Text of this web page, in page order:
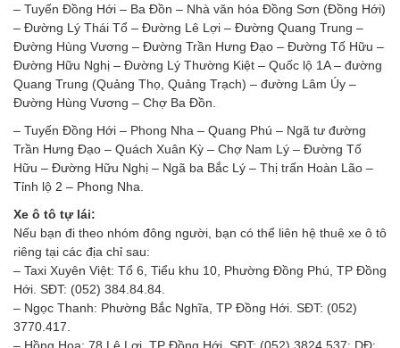
– Tuyến Đồng Hới – Ba Đồn – Nhà văn hóa Đồng Sơn (Đồng Hới)
– Đường Lý Thái Tổ – Đường Lê Lợi – Đường Quang Trung –
Đường Hùng Vương – Đường Trần Hưng Đạo – Đường Tố Hữu –
Đường Hữu Nghị – Đường Lý Thường Kiệt – Quốc lộ 1A – đường
Quang Trung (Quảng Thọ, Quảng Trạch) – đường Lâm Úy –
Đường Hùng Vương – Chợ Ba Đồn.
– Tuyến Đồng Hới – Phong Nha – Quang Phú – Ngã tư đường
Trần Hưng Đạo – Quách Xuân Kỳ – Chợ Nam Lý – Đường Tố
Hữu – Đường Hữu Nghị – Ngã ba Bắc Lý – Thị trấn Hoàn Lão –
Tỉnh lộ 2 – Phong Nha.
Xe ô tô tự lái:
Nếu bạn đi theo nhóm đông người, bạn có thể liên hệ thuê xe ô tô
riêng tại các địa chỉ sau:
– Taxi Xuyên Việt: Tổ 6, Tiểu khu 10, Phường Đồng Phú, TP Đồng
Hới. SĐT: (052) 384.84.84.
– Ngọc Thanh: Phường Bắc Nghĩa, TP Đồng Hới. SĐT: (052)
3770.417.
– Hồng Hoa: 78 Lê Lợi, TP Đồng Hới. SĐT: (052).3824.537; DĐ: